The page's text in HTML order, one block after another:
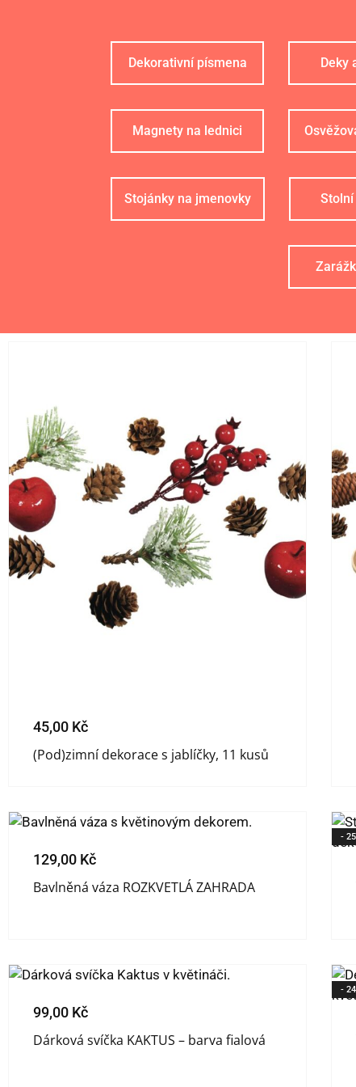
Dekorativní písmena Deky
Magnety na lednici
Stojánky na jmenovky
45,00 Kč
(Pod)zimní dekorace s jablíčky, 11 kusů
129,00 Kč
Bavlněná váza ROZKVETLÁ ZAHRADA
-
99,00 Kč
Dárková svíčka KAKTUS – barva fialová
-